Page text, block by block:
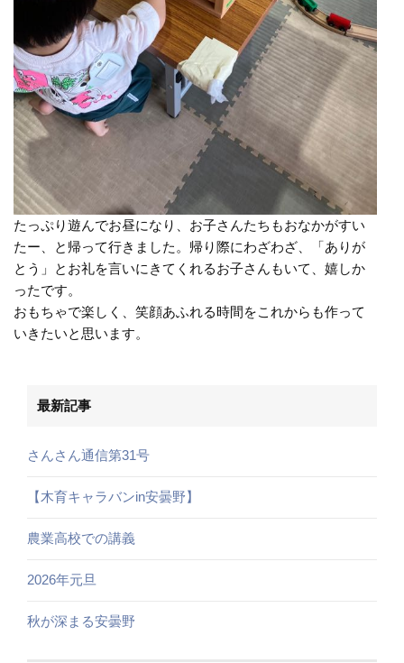
たっぷり遊んでお昼になり、お子さんたちもおなかがすい
たー、と帰って行きました。帰り際にわざわざ、「ありが
とう」とお礼を言いにきてくれるお子さんもいて、嬉しか
ったです。
おもちゃで楽しく、笑顔あふれる時間をこれからも作って
いきたいと思います。
最新記事
さんさん通信第31号
【木育キャラバンin安曇野】
農業高校での講義
2026年元旦
秋が深まる安曇野